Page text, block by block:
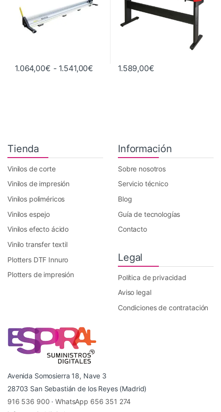
1.064,00€ - 1.541,00€ Rango de precios: desde
Este producto tiene múltiples variantes. Las opciones se
1.589,00€
Tienda
Vinilos de corte
Vinilos de impresión
Vinilos poliméricos
Vinilos espejo
Vinilos efecto ácido
Vinilo transfer textil
Plotters DTF Innuro
Plotters de impresión
Información
Sobre nosotros
Servicio técnico
Blog
Guía de tecnologías
Contacto
Legal
Política de privacidad
Aviso legal
Condiciones de contratación
Avenida Somosierra 18, Nave 3
28703 San Sebastián de los Reyes (Madrid)
916 536 900 ·WhatsApp 656 351 274